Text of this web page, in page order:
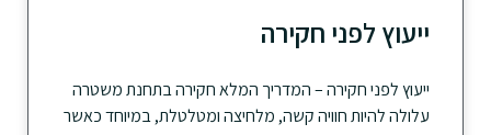
ייעוץ לפני חקירה
ייעוץ לפני חקירה – המדריך המלא חקירה בתחנת משטרה
עלולה להיות חוויה קשה, מלחיצה ומטלטלת, במיוחד כאשר